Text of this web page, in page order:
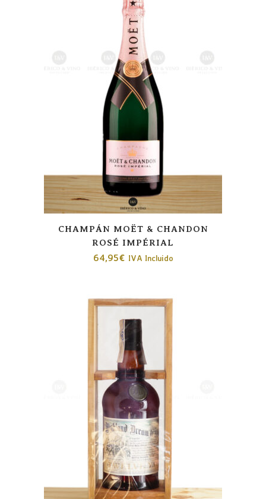
CHAMPÁN MOËT & CHANDON
ROSÉ IMPÉRIAL
64,95€ IVA Incluido